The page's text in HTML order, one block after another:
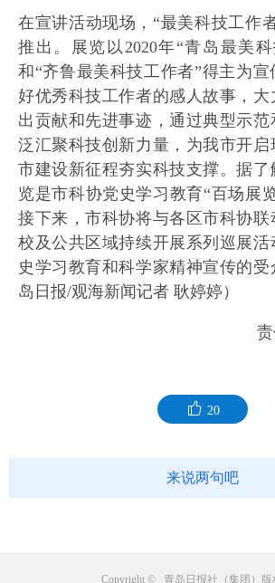
在宣讲活动现场，“最美科技工作
推出。展览以2020年“青岛最美
和“齐鲁最美科技工作者”得主为
好优秀科技工作者的感人故事，大
出贡献和先进事迹，通过典型示
泛汇聚科技创新力量，为我市开
市建设新征程夯实科技支撑。据了
览是市科协党史学习教育“百场展
接下来，市科协将与各区市科协联
校及公共区域持续开展系列巡展活
史学习教育和科学家精神宣传的
岛日报/观海新闻记者 耿婷婷）
20
来说两句吧
Copyright © 青岛日报社（集团）版